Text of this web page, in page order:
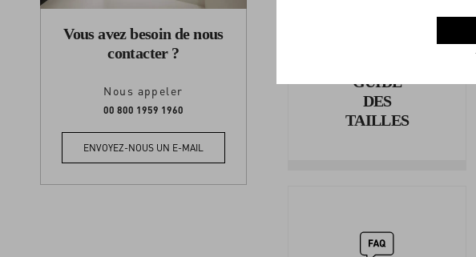
Vous avez besoin de nous
contacter ?
Nous appeler
00 800 1959 1960
ENVOYEZ-NOUS UN E-MAIL
GUIDE
DES
TAILLES